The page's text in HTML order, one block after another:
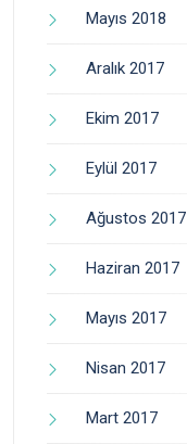
Mayıs 2018
Aralık 2017
Ekim 2017
Eylül 2017
Ağustos 2017
Haziran 2017
Mayıs 2017
Nisan 2017
Mart 2017